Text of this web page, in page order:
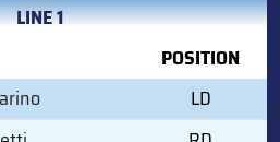
LINE 1
POSITION
LD